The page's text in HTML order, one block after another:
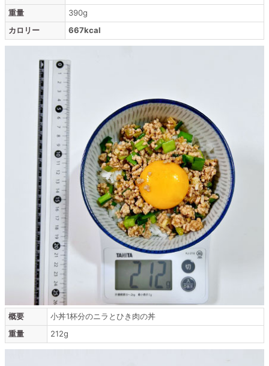
重量
390g
カロリー
667kcal
概要
小丼1杯分のニラとひき肉の丼
重量
212g